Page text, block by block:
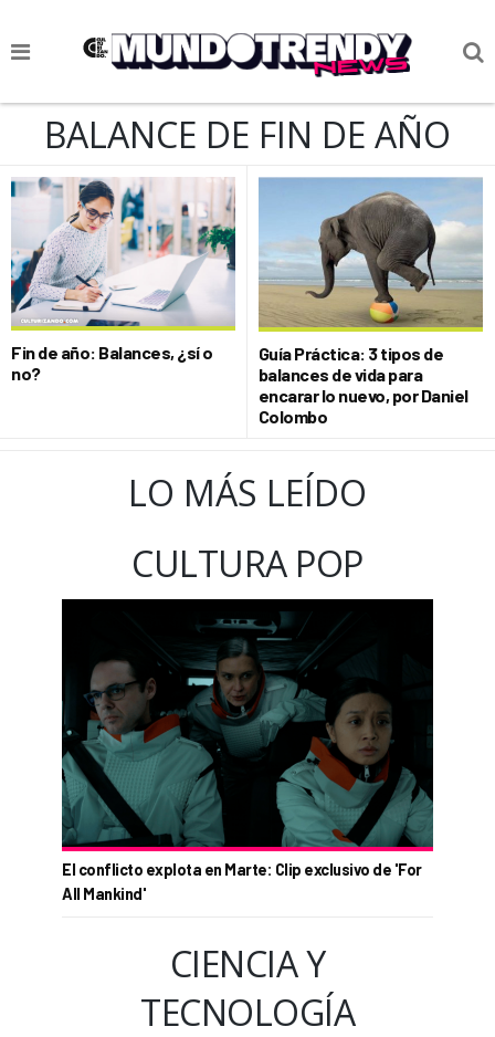
NOTICIAS
CIENCIA Y TECNOLOGÍA
VIDA
SOCIEDAD
CULTURIZANDO.COM
BALANCE DE FIN DE AÑO
Fin de año: Balances, ¿sí o
no?
Guía Práctica: 3 tipos de
balances de vida para
encarar lo nuevo, por Daniel
Colombo
LO MÁS LEÍDO
CULTURA POP
El conflicto explota en Marte: Clip exclusivo de 'For
All Mankind'
CIENCIA Y
TECNOLOGÍA